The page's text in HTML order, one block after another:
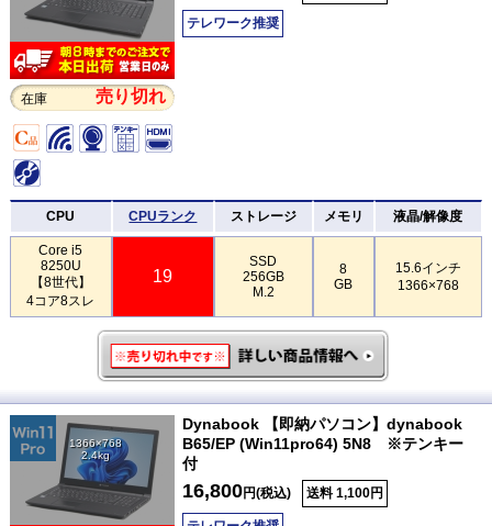
在庫 売り切れ
テレワーク推奨
CPU CPUランク ストレージ メモリ 液晶/解像度
Core i5
8250U
【8世代】
4コア8スレ
19
SSD
256GB
M.2
8
GB
15.6インチ
1366×768
1366×768
2.4kg
Dynabook 【即納パソコン】dynabook
B65/EP (Win11pro64) 5N8 ※テンキー
付
16,800円(税込) 送料 1,100円